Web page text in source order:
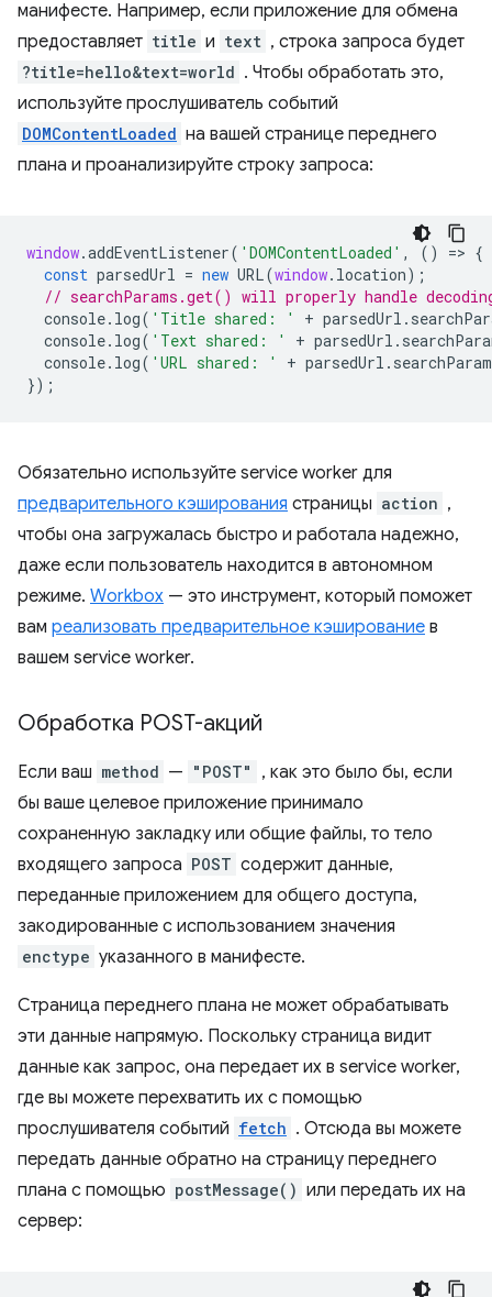
манифесте. Например, если приложение для обмена
предоставляет title и text , строка запроса будет
?title=hello&text=world . Чтобы обработать это,
используйте прослушиватель событий
DOMContentLoaded на вашей странице переднего
плана и проанализируйте строку запроса:
window.addEventListener( 'DOMContentLoaded' , () => {
const parsedUrl = new URL(window. location);
// searchParams.get() will properly handle
console. log( 'Title shared: ' + parsedUrl .
console. log( 'Text shared: ' + parsedUrl .
console. log( 'URL shared: ' + parsedUrl .
});
Обязательно используйте service worker для
предварительного кэширования страницы action ,
чтобы она загружалась быстро и работала надежно,
даже если пользователь находится в автономном
режиме. Workbox — это инструмент, который поможет
вам реализовать предварительное кэширование в
вашем service worker.
Обработка POST-акций
Если ваш method — "POST"
, как это было бы, если
бы ваше целевое приложение принимало
сохраненную закладку или общие файлы, то тело
входящего запроса POST содержит данные,
переданные приложением для общего доступа,
закодированные с использованием значения
enctype указанного в манифесте.
Страница переднего плана не может обрабатывать
эти данные напрямую. Поскольку страница видит
данные как запрос, она передает их в service worker,
где вы можете перехватить их с помощью
прослушивателя событий fetch . Отсюда вы можете
передать данные обратно на страницу переднего
плана с помощью postMessage() или передать их на
сервер: